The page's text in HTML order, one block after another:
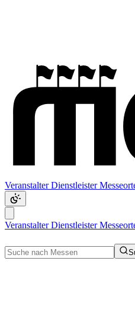
VeranstalterDienstleister
VeranstalterDienstleister